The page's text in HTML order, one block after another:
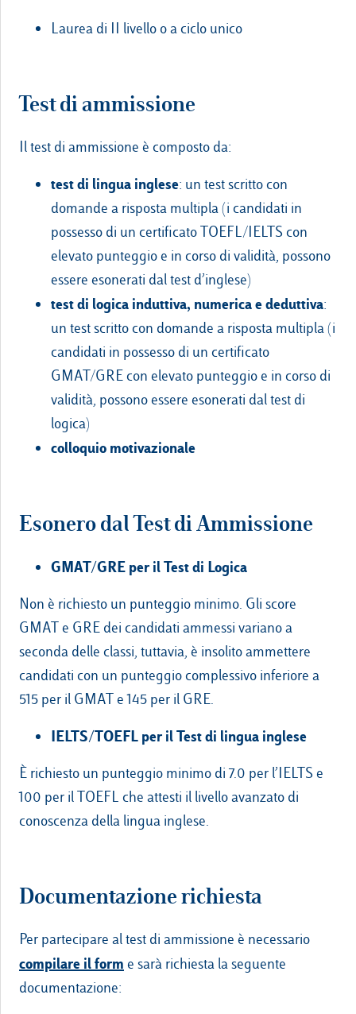
Laurea di II livello oa ciclo unico
Test di ammissione
Il test di ammissione è composto da:
test di lingua inglese: un test scritto con
domande a risposta multipla (i candidati in
possesso di un certificato TOEFL/IELTS con
elevato punteggio e in corso di validità, possono
essere esonerati dal test d’inglese)
test di logica induttiva, numerica e deduttiva:
un test scritto con domande a risposta multipla (i
candidati in possesso di un certificato
GMAT/GRE con elevato punteggio e in corso di
validità, possono essere esonerati dal test di
logica)
colloquio motivazionale
Esonero dal Test di Ammissione
GMAT/GRE per il Test di Logica
Non è richiesto un punteggio minimo. Gli score
GMAT e GRE dei candidati ammessi variano a
seconda delle classi, tuttavia, è insolito ammettere
candidati con un punteggio complessivo inferiore a
515 per il GMAT e 145 per il GRE.
IELTS/TOEFL per il Test di lingua inglese
È richiesto un punteggio minimo di 7.0 per l’IELTS e
100 per il TOEFL che attesti il livello avanzato di
conoscenza della lingua inglese.
Documentazione richiesta
Per partecipare al test di ammissione è necessario
compilare il form e sarà richiesta la seguente
documentazione: